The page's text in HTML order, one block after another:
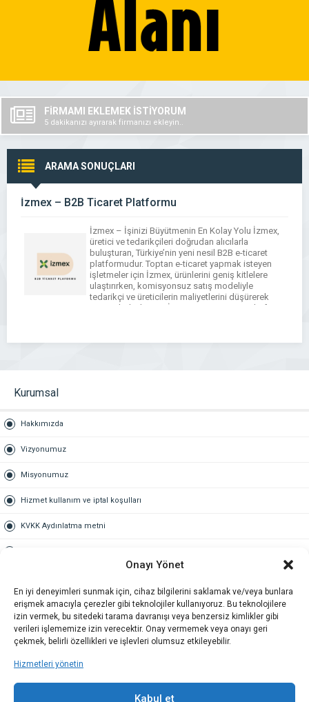
Onayı Yönet
En iyi deneyimleri sunmak için, cihaz bilgilerini saklamak ve/veya bunlara
erişmek amacıyla çerezler gibi teknolojiler kullanıyoruz. Bu teknolojilere
izin vermek, bu sitedeki tarama davranışı veya benzersiz kimlikler gibi
verileri işlememize izin verecektir. Onay vermemek veya onayı geri
çekmek, belirli özellikleri ve işlevleri olumsuz etkileyebilir.
Hizmetleri yönetin
Kabul et
FİRMAMI EKLEMEK İSTİYORUM
5 dakikanızı ayırarak firmanızı ekleyin..
ARAMA SONUÇLARI
İzmex – B2B Ticaret Platformu
İzmex – İşinizi Büyütmenin En Kolay Yolu İzmex,
üretici ve tedarikçileri doğrudan alıcılarla
buluşturan, Türkiye’nin yeni nesil B2B e-ticaret
platformudur. Toptan e-ticaret yapmak isteyen
işletmeler için İzmex, ürünlerini geniş kitlelere
ulaştırırken, komisyonsuz satış modeliyle
tedarikçi ve üreticilerin maliyetlerini düşürerek
ticareti kolaylaştırır. İzmex – B2B Ticaret Platformu
Kurumsal
Hakkımızda
Vizyonumuz
Misyonumuz
Hizmet kullanım ve iptal koşulları
KVKK Aydınlatma metni
Gold üyelik nedir
Kariyer
İş Başvuru Formu